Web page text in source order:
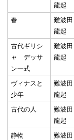
龍起
春
難波田
龍起
古代ギリシ
ャ デッサ
ン一式
難波田
龍起
ヴィナスと
少年
難波田
龍起
古代の人
難波田
龍起
静物
難波田